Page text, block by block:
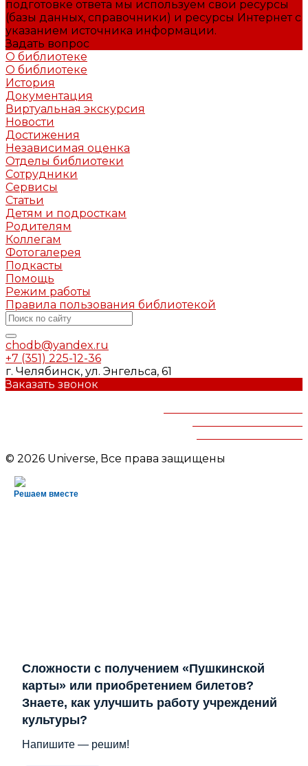
подготовке ответа мы используем свои ресурсы
(базы данных, справочники) и ресурсы Интернет с
указанием источника информации.
Задать вопрос
О библиотеке
О библиотеке
История
Документация
Виртуальная экскурсия
Новости
Достижения
Независимая оценка
Отделы библиотеки
Сотрудники
Сервисы
Статьи
Детям и подросткам
Родителям
Коллегам
Фотогалерея
Подкасты
Помощь
Режим работы
Правила пользования библиотекой
chodb@yandex.ru
+7 (351) 225-12-36
г. Челябинск, ул. Энгельса, 61
Заказать звонок
© 2026 Universe, Все права защищены
Решаем вместе
Сложности с получением «Пушкинской
карты» или приобретением билетов?
Знаете, как улучшить работу учреждений
культуры?
Напишите — решим!